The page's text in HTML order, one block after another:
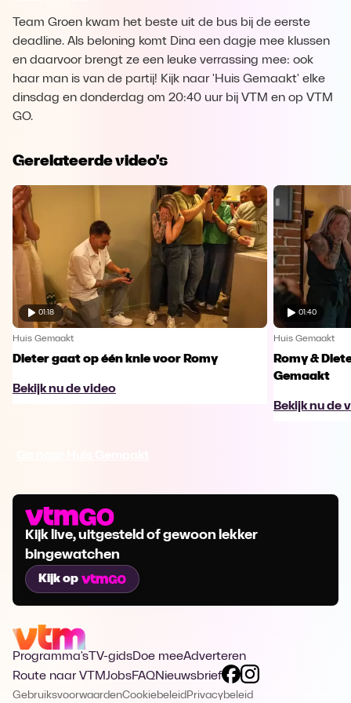
Team Groen kwam het beste uit de bus bij de eerste
deadline. Als beloning komt Dina een dagje mee klussen
en daarvoor brengt ze een leuke verrassing mee: ook
haar man is van de partij! Kijk naar 'Huis Gemaakt' elke
dinsdag en donderdag om 20:40 uur bij VTM en op VTM
GO.
Gerelateerde video's
01:18
Huis Gemaakt
Dieter gaat op één knie voor Romy
Bekijk nu de video
01:40
Huis Gemaakt
Romy &
Gemaakt
Bekijk nu de
Kijk live, uitgesteld of gewoon lekker
bingewatchen
Kijk op
Programma's TV-gidsDoe meeAdverteren
Route naar VTMJobsFAQNieuwsbrief
GebruiksvoorwaardenCookiebeleid Privacybeleid